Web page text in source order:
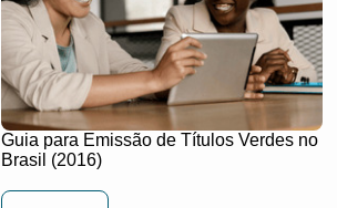
Guia para Emissão de Títulos Verdes no
Brasil (2016)